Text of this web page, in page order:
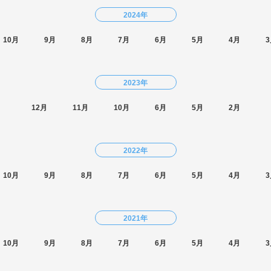
2024年
10月 9月 8月 7月 6月 5月 4月 3
2023年
12月 11月 10月 6月 5月 2月
2022年
10月 9月 8月 7月 6月 5月 4月 3
2021年
10月 9月 8月 7月 6月 5月 4月 3